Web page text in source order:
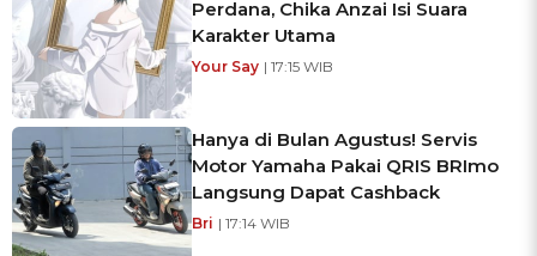
Perdana, Chika Anzai Isi Suara
Karakter Utama
Your Say | 17:15 WIB
Hanya di Bulan Agustus! Servis
Motor Yamaha Pakai QRIS BRImo
Langsung Dapat Cashback
Bri | 17:14 WIB